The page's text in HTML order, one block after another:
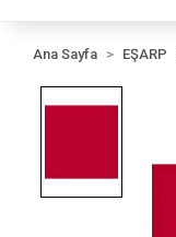
Ana Sayfa EŞARP